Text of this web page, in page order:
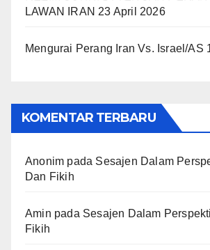
LAWAN IRAN 23 April 2026
Mengurai Perang Iran Vs. Israel/AS
KOMENTAR TERBARU
Anonim pada Sesajen Dalam
Dan Fikih
Amin pada Sesajen Dalam
Fikih